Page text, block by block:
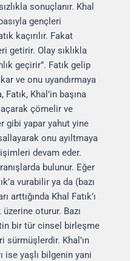
sonuçlanır. Khal
gençleri
kaçırılır. Fakat
getirir. Olay sıklıkla
geçirir”. Fatık gelip
ve onu uyandırmaya
Fatık, Khal’in başına
açarak çömelir ve
gibi yapar yahut yine
onu ayıltmaya
devam eder.
bulunur. Eğer
vurabilir ya da (bazı
arttığında Khal Fatık’ı
oturur. Bazı
bir tür cinsel birleşme
Khal’ın
ise yaşlı bilgenin yani